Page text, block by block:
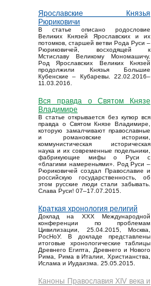
Ярославские Князья
Рюриковичи
В статье описано родословие
Великих Князей Ярославских и их
потомков, старшей ветви Рода Руси –
Рюриковичей, восходящей к
Мстиславу Великому Мономашичу.
Род Ярославских Великих Князей
продолжили Князья Большие
Кубенские – Кубаревы. 22.02.2016–
11.03.2016.
Вся правда о Святом Князе
Владимире
В статье открывается без купюр вся
правда о Святом Князе Владимире,
которую замалчивают православные
и романовские историки,
коммунистическая историческая
наука и их современные подельники,
фабрикующие мифы о Руси с
«благими намереньями». Род Руси –
Рюриковичей создал Православие и
российскую государственность, об
этом русские люди стали забывать.
Слава Руси! 07–17.07.2015.
Краткая хронология религий
Доклад на XXX Международной
конференции по проблемам
Цивилизации, 25.04.2015, Москва,
РосНоУ. В докладе представлены
итоговые хронологические таблицы
Древнего Египта, Древнего и Нового
Рима, Рима в Италии, Христианства,
Ислама и Иудаизма. 25.05.2015.
Каноны Православия XIV века и